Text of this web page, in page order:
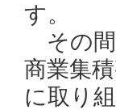
す。
その間
商業集
に取り